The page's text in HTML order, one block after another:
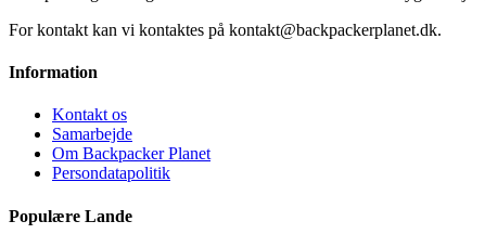
For kontakt kan vi kontaktes på kontakt@backpackerplanet.dk.
Information
Kontakt os
Samarbejde
Om Backpacker Planet
Persondatapolitik
Populære Lande